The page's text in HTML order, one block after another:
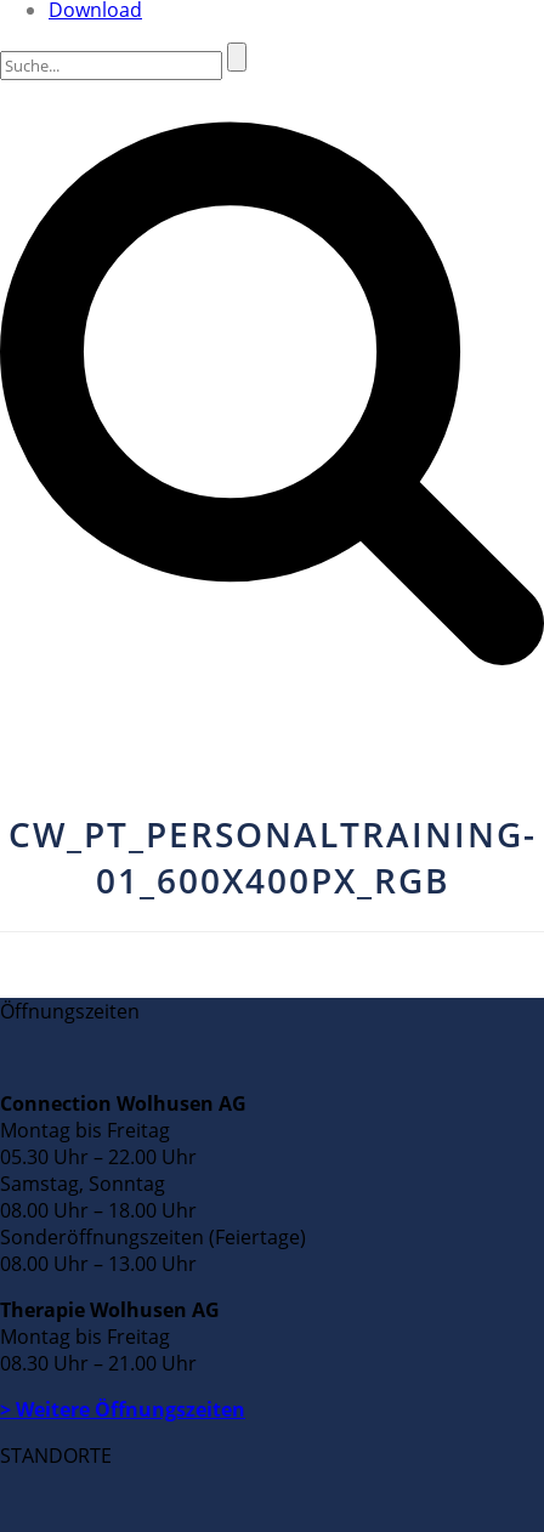
Download
CW_PT_PERSONALTRAINING-
01_600X400PX_RGB
Öffnungszeiten
Connection Wolhusen AG
Montag bis Freitag
05.30 Uhr – 22.00 Uhr
Samstag, Sonntag
08.00 Uhr – 18.00 Uhr
Sonderöffnungszeiten (Feiertage)
08.00 Uhr – 13.00 Uhr
Therapie Wolhusen AG
Montag bis Freitag
08.30 Uhr – 21.00 Uhr
> Weitere Öffnungszeiten
STANDORTE